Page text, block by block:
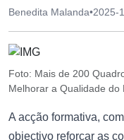
Benedita Malanda•2025-
Foto: Mais de 200
Melhorar a Qualidade
A acção formativa,
objectivo reforçar as